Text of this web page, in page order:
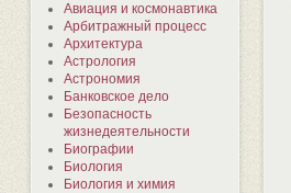
Авиация и космонавтика
Арбитражный процесс
Архитектура
Астрология
Астрономия
Банковское дело
Безопасность
жизнедеятельности
Биографии
Биология
Биология и химия